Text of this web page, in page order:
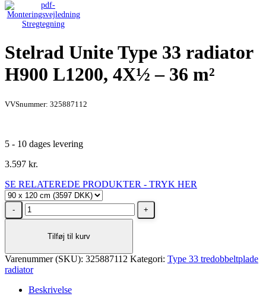
Stregtegning
Stelrad Unite Type 33 radiator
H900 L1200, 4X½ – 36 m²
VVSnummer: 325887112
5 - 10 dages levering
3.597 kr.
SE RELATEREDE PRODUKTER - TRYK HER
Stelrad
Unite
H900
L1200,
Tilføj til kurv
Varenummer (SKU): 325887112 Kategori: Type 33 tredobbeltplade
radiator
Beskrivelse